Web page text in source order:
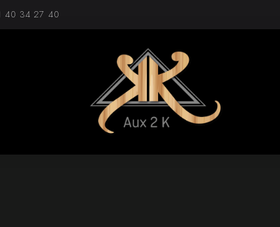
40 34 27 40